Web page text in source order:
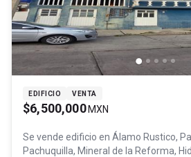
EDIFICIO VENTA
$6,500,000 MXN
Se vende edificio en Álamo Rustico,
Pachuquilla, Mineral de la Reforma,